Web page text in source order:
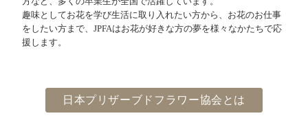
趣味としてお花を学び生活に取り入れたい方から、お花のお仕事
をしたい方まで、JPFAはお花が好きな方の夢を様々なかたちで応
援します。
日本プリザーブドフラワー協会とは